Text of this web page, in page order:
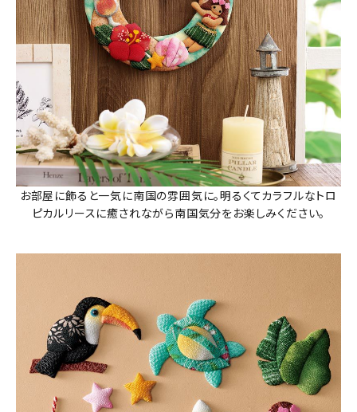
お部屋に飾ると一気に南国の雰囲気に。明るくてカラフルなトロ
ピカルリースに癒されながら南国気分をお楽しみください。